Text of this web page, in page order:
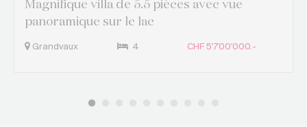
Magnifique villa de 5.5 pièces avec vue
panoramique sur le lac
Grandvaux 4 CHF 5'700'000.-